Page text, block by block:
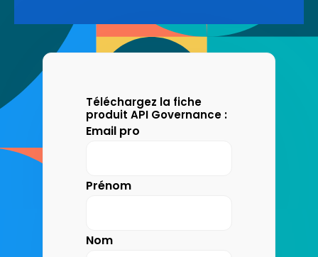
Téléchargez la fiche
produit API Governance :
Email pro
Prénom
Nom